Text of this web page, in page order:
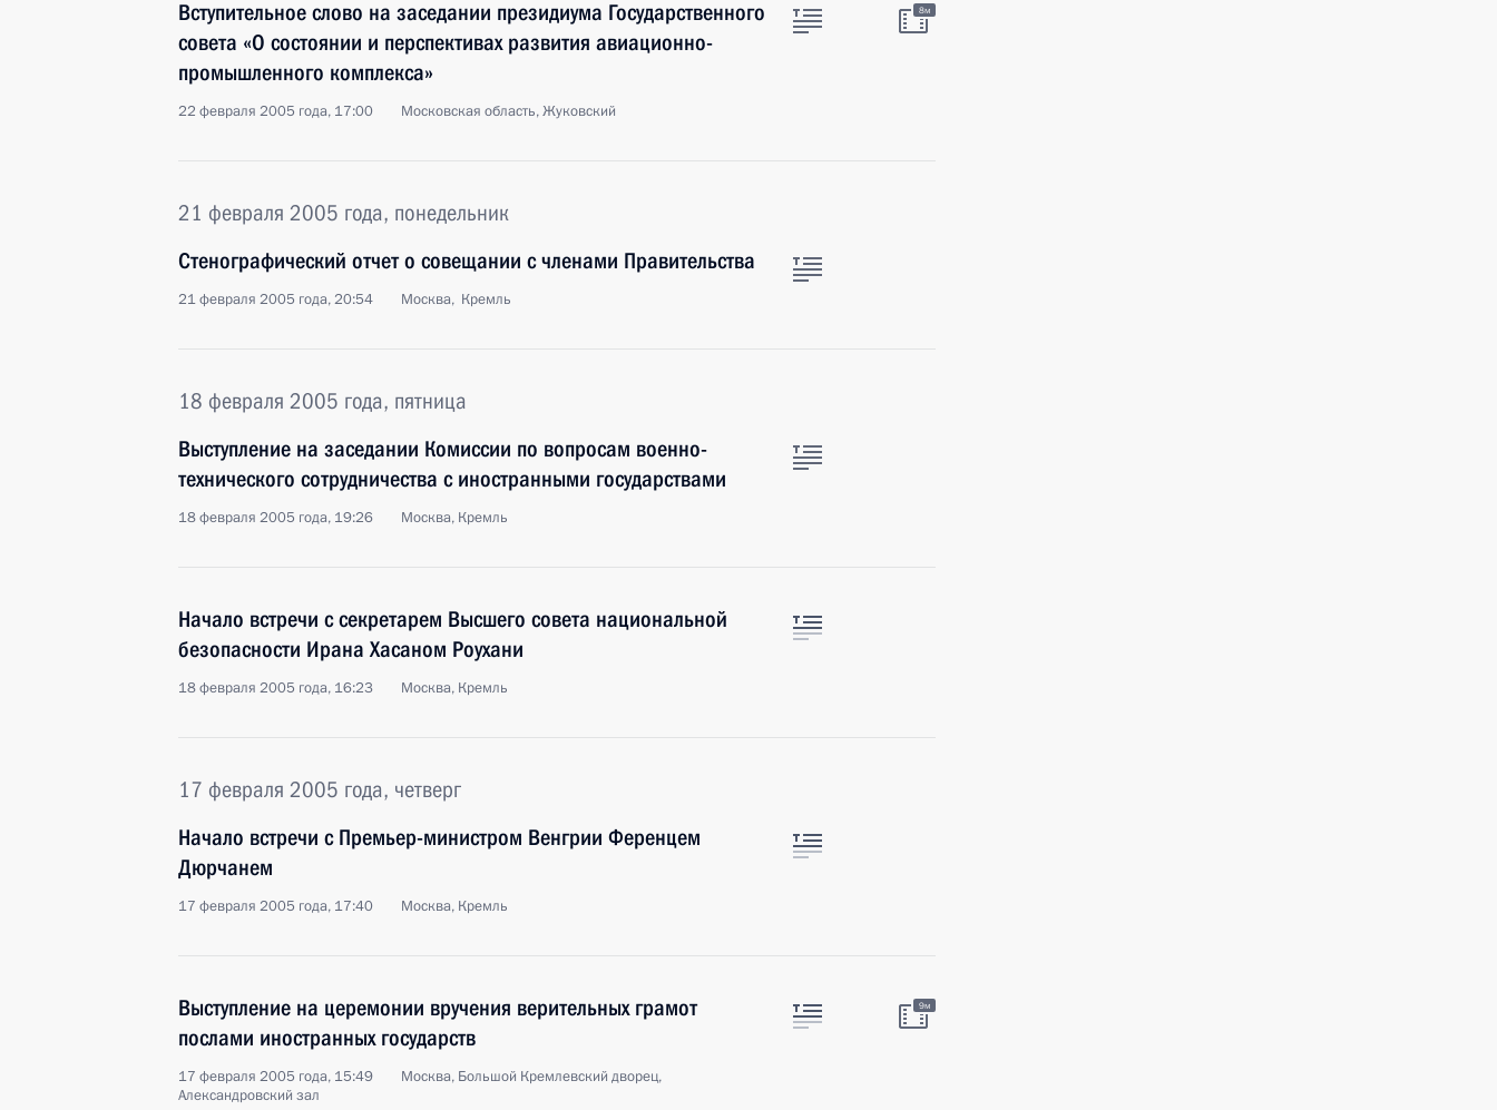
Вступительное слово на заседании президиума Государственного
совета «О состоянии и перспективах развития авиационно-
промышленного комплекса»
22 февраля 2005 года, 17:00 Московская область, Жуковский
8м
21 февраля 2005 года, понедельник
Стенографический отчет о совещании с членами Правительства
21 февраля 2005 года, 20:54 Москва, Кремль
18 февраля 2005 года, пятница
Выступление на заседании Комиссии по вопросам военно-
технического сотрудничества с иностранными государствами
18 февраля 2005 года, 19:26 Москва, Кремль
Начало встречи с секретарем Высшего совета национальной
безопасности Ирана Хасаном Роухани
18 февраля 2005 года, 16:23 Москва, Кремль
17 февраля 2005 года, четверг
Начало встречи с Премьер-министром Венгрии Ференцем
Дюрчанем
17 февраля 2005 года, 17:40 Москва, Кремль
Выступление на церемонии вручения верительных грамот
послами иностранных государств
17 февраля 2005 года, 15:49
Москва, Большой Кремлевский дворец,
Александровский зал
9м